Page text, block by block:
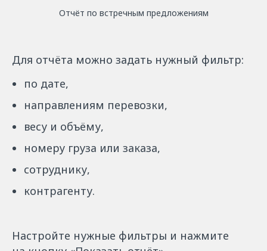
Отчёт по встречным предложениям
Для отчёта можно задать нужный фильтр:
по дате,
направлениям перевозки,
весу и объёму,
номеру груза или заказа,
сотруднику,
контрагенту.
Настройте нужные фильтры и нажмите